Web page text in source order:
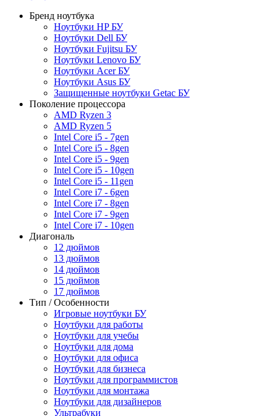
Бренд ноутбука
Ноутбуки HP БУ
Ноутбуки Dell БУ
Ноутбуки Fujitsu БУ
Ноутбуки Lenovo БУ
Ноутбуки Acer БУ
Ноутбуки Asus БУ
Защищенные ноутбуки Getac БУ
Поколение процессора
AMD Ryzen 3
AMD Ryzen 5
Intel Core i5 - 7gen
Intel Core i5 - 8gen
Intel Core i5 - 9gen
Intel Core i5 - 10gen
Intel Core i5 - 11gen
Intel Core i7 - 6gen
Intel Core i7 - 8gen
Intel Core i7 - 9gen
Intel Core i7 - 10gen
Диагональ
12 дюймов
13 дюймов
14 дюймов
15 дюймов
17 дюймов
Тип / Особенности
Игровые ноутбуки БУ
Ноутбуки для работы
Ноутбуки для учебы
Ноутбуки для дома
Ноутбуки для офиса
Ноутбуки для бизнеса
Ноутбуки для программистов
Ноутбуки для монтажа
Ноутбуки для дизайнеров
Ультрабуки